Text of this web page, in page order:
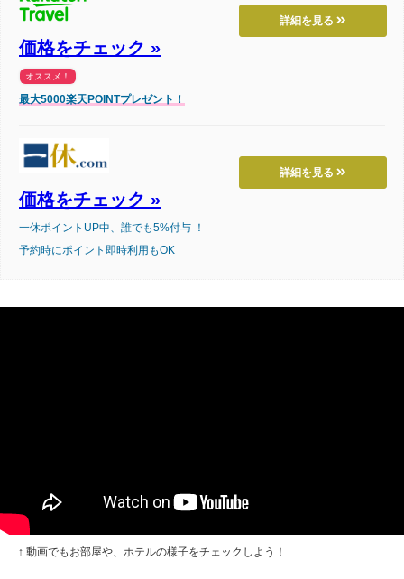
詳細を見る
価格をチェック »
オススメ！
最大5000楽天POINTプレゼント！
詳細を見る
価格をチェック »
一休ポイントUP中、誰でも5%付与 ！
予約時にポイント即時利用もOK
↑ 動画でもお部屋や、ホテルの様子をチェックしよう！